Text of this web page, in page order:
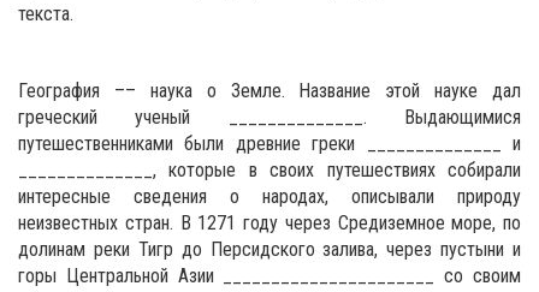
текста.
География ­­–– наука о Земле. Название этой науке дал
греческий ученый ______________. Выдающимися
путешественниками были древние греки ______________ и
______________, которые в своих путешествиях собирали
интересные сведения о народах, описывали природу
неизвестных стран. В 1271 году через Средиземное море, по
долинам реки Тигр до Персидского залива, через пустыни и
горы Центральной Азии ______________________ со своим